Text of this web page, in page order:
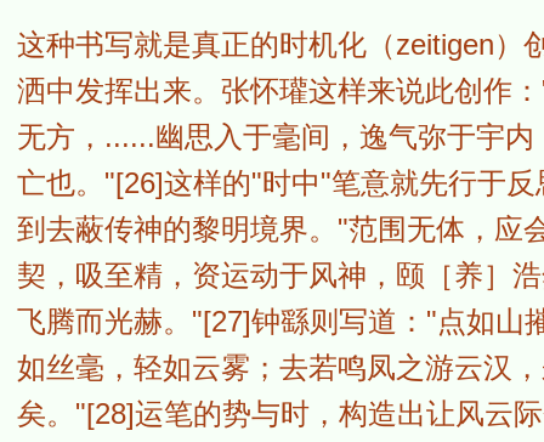
这种书写就是真正的时机化（zeitigen）
洒中发挥出来。张怀瓘这样来说此创作
无方，......幽思入于毫间，逸气弥于宇
亡也。"[26]这样的"时中"笔意就先行于
到去蔽传神的黎明境界。"范围无体，应
契，吸至精，资运动于风神，颐［养］
飞腾而光赫。"[27]钟繇则写道："点如山
如丝毫，轻如云雾；去若鸣凤之游云汉
矣。"[28]运笔的势与时，构造出让风云